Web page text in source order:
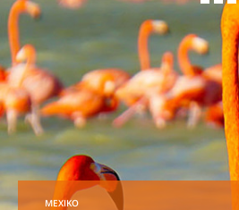
MEXIKO